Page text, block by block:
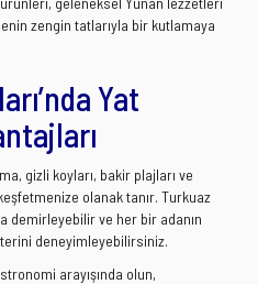
zengin tatlarıyla bir kutlamaya
Yat
gizli koyları, bakir plajları ve
olanak tanır. Turkuaz
demirleyebilir ve her bir adanın
deneyimleyebilirsiniz.
arayışında olun,